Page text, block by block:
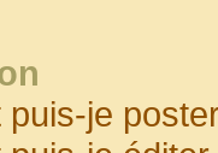
puis-je